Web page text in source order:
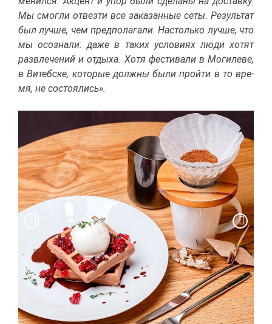
Мы смог­ли от­вез­ти все за­ка­зан­ные се­ты. Ре­зуль­тат
был луч­ше, чем пред­по­ла­га­ли. На­столь­ко луч­ше, что
мы осо­зна­ли: да­же в та­ких усло­ви­ях лю­ди хо­тят
раз­вле­че­ний и от­ды­ха. Хо­тя фе­сти­ва­ли в Мо­ги­ле­ве,
в Ви­теб­ске, ко­то­рые долж­ны бы­ли прой­ти в то вре­
мя, не со­сто­я­лись».